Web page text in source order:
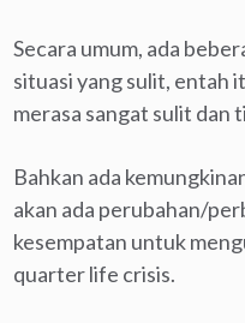
Secara umum, ada
situasi yang sulit, entah
merasa sangat sulit dan
Bahkan ada
akan ada perubahan/
kesempatan untuk
quarter life crisis.